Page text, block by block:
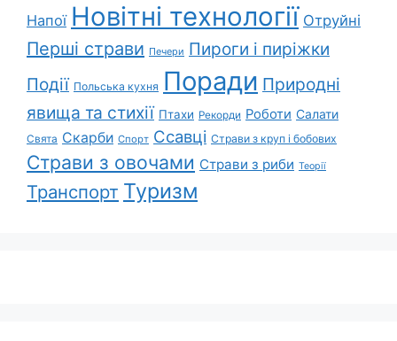
Напої Новітні технології Отруйні
Перші страви Печери Пироги і пиріжки
Події Польська кухня Поради Природні
явища та стихії Птахи Рекорди Роботи Салати
Свята Скарби Спорт Ссавці Страви з круп і бобових
Страви з овочами Страви з риби Теорії
Транспорт Туризм